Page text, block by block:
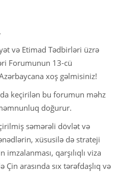
və Etimad Tədbirləri üzrə
Forumunun 13-cü
xoş gəlmisiniz!
keçirilən bu forumun məhz
doğurur.
səmərəli dövlət və
xüsusilə də strateji
qarşılıqlı viza
arasında sıx tərəfdaşlıq və